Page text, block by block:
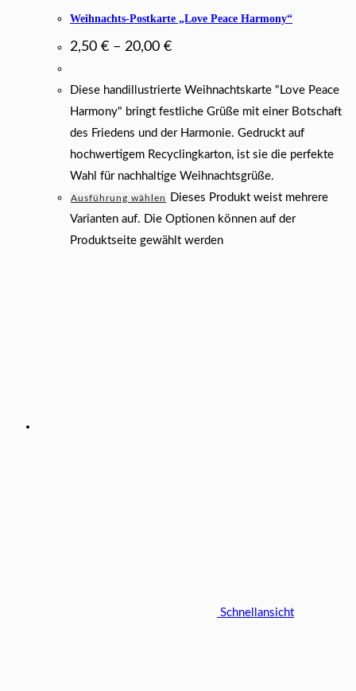
Weihnachts-Postkarte „Love Peace Harmony“
2,50 € – 20,00 €
Diese handillustrierte Weihnachtskarte "Love Peace
Harmony" bringt festliche Grüße mit einer Botschaft
des Friedens und der Harmonie. Gedruckt auf
hochwertigem Recyclingkarton, ist sie die perfekte
Wahl für nachhaltige Weihnachtsgrüße.
Ausführung wählen
Dieses Produkt weist mehrere
Varianten auf. Die Optionen können auf der
Produktseite gewählt werden
Schnellansicht